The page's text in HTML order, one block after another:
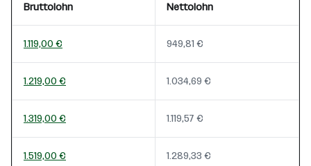
Bruttolohn Nettolohn
1.119,00 € 949,81 €
1.219,00 € 1.034,69 €
1.319,00 € 1.119,57 €
1.519,00 € 1.289,33 €